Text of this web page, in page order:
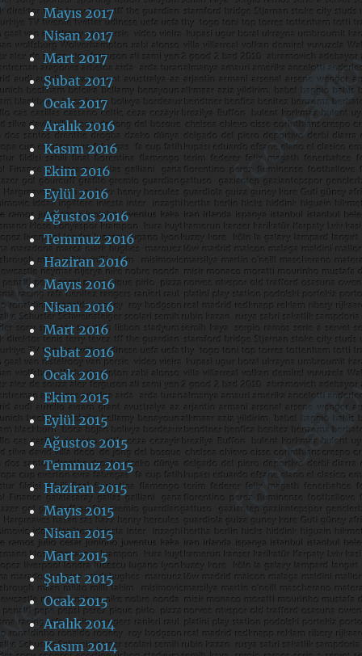
Mayıs 2017
Nisan 2017
Mart 2017
Şubat 2017
Ocak 2017
Aralık 2016
Kasım 2016
Ekim 2016
Eylül 2016
Ağustos 2016
Temmuz 2016
Haziran 2016
Mayıs 2016
Nisan 2016
Mart 2016
Şubat 2016
Ocak 2016
Ekim 2015
Eylül 2015
Ağustos 2015
Temmuz 2015
Haziran 2015
Mayıs 2015
Nisan 2015
Mart 2015
Şubat 2015
Ocak 2015
Aralık 2014
Kasım 2014